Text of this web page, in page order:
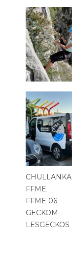
CHULLANKA
FFME
FFME 06
GECKOM
LESGECKOS